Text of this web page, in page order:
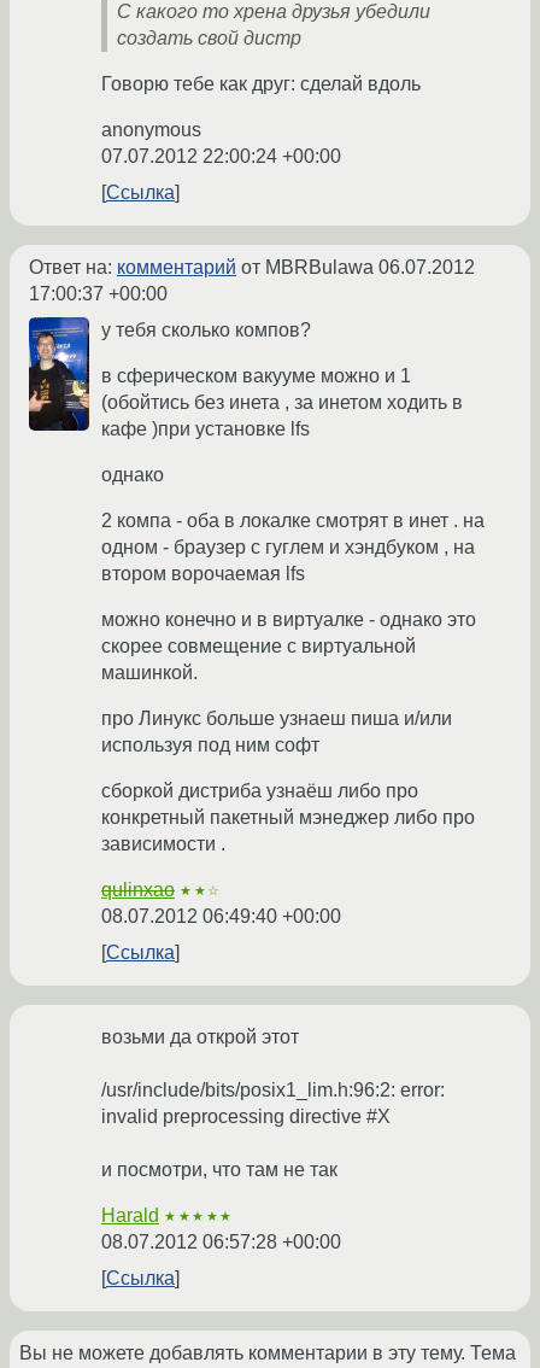
С какого то хрена друзья убедили
создать свой дистр
Говорю тебе как друг: сделай вдоль
anonymous
07.07.2012 22:00:24 +00:00
Ссылка
Ответ на: комментарий от MBRBulawa 06.07.2012
17:00:37 +00:00
у тебя сколько компов?
в сферическом вакууме можно и 1
(обойтись без инета , за инетом ходить в
кафе )при установке lfs
однако
2 компа - оба в локалке смотрят в инет . на
одном - браузер с гуглем и хэндбуком , на
втором ворочаемая lfs
можно конечно и в виртуалке - однако это
скорее совмещение с виртуальной
машинкой.
про Линукс больше узнаеш пиша и/или
используя под ним софт
сборкой дистриба узнаёш либо про
конкретный пакетный мэнеджер либо про
зависимости .
qulinxao ★★☆
08.07.2012 06:49:40 +00:00
Ссылка
возьми да открой этот
/usr/include/bits/posix1_lim.h:96:2: error:
invalid preprocessing directive #X
и посмотри, что там не так
Harald ★★★★★
08.07.2012 06:57:28 +00:00
Ссылка
Вы не можете добавлять комментарии в эту тему. Тема